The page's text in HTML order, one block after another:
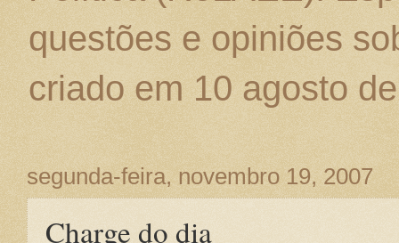
questões e opiniões
criado em 10 agosto
segunda-feira, novembro 19, 2007
Charge do dia